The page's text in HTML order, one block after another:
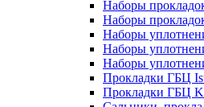
Наборы
Наборы
Наборы
Наборы
Наборы
Прокладки ГБЦ
Прокладки ГБЦ